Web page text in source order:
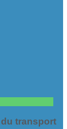
transport